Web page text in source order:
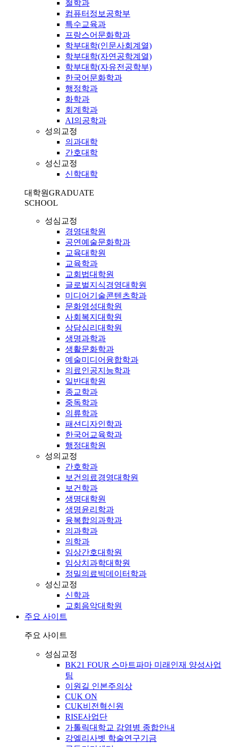
철학과
컴퓨터정보공학부
특수교육과
프랑스어문화학과
학부대학(인문사회계열)
학부대학(자연공학계열)
학부대학(자유전공학부)
한국어문화학과
행정학과
화학과
회계학과
AI의공학과
성의교정
의과대학
간호대학
성신교정
신학대학
대학원GRADUATE
SCHOOL
성심교정
경영대학원
공연예술문화학과
교육대학원
교육학과
교회법대학원
글로벌지식경영대학원
미디어기술콘텐츠학과
문화영성대학원
사회복지대학원
상담심리대학원
생명과학과
생활문화학과
예술미디어융합학과
의료인공지능학과
일반대학원
종교학과
중독학과
의류학과
패션디자인학과
한국어교육학과
행정대학원
성의교정
간호학과
보건의료경영대학원
보건학과
생명대학원
생명윤리학과
융복합의과학과
의과학과
의학과
임상간호대학원
임상치과학대학원
정밀의료빅데이터학과
성신교정
신학과
교회음악대학원
주요 사이트
주요 사이트
성심교정
BK21 FOUR 스마트파마 미래인재 양성사업
팀
이원길 인본주의상
CUK ON
CUK비전혁신원
RISE사업단
가톨릭대학교 감염병 종합안내
강엘리사벳 학술연구기금